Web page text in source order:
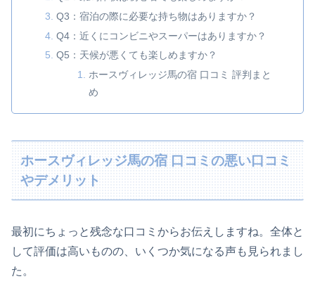
Q3：宿泊の際に必要な持ち物はありますか？
Q4：近くにコンビニやスーパーはありますか？
Q5：天候が悪くても楽しめますか？
ホースヴィレッジ馬の宿 口コミ 評判まと
め
ホースヴィレッジ馬の宿 口コミの悪い口コミ
やデメリット
最初にちょっと残念な口コミからお伝えしますね。全体と
して評価は高いものの、いくつか気になる声も見られまし
た。